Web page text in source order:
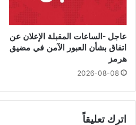
عاجل -الساعات المقبلة الإعلان عن
اتفاق بشأن العبور الآمن في مضيق
هرمز
2026-08-08
اترك تعليقاً